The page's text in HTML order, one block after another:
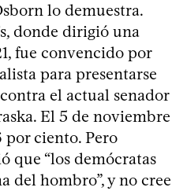
lo demuestra.
donde dirigió una
fue convencido por
para presentarse
el actual senador
El 5 de noviembre
ciento. Pero
que “los demócratas
del hombro”, y no cree